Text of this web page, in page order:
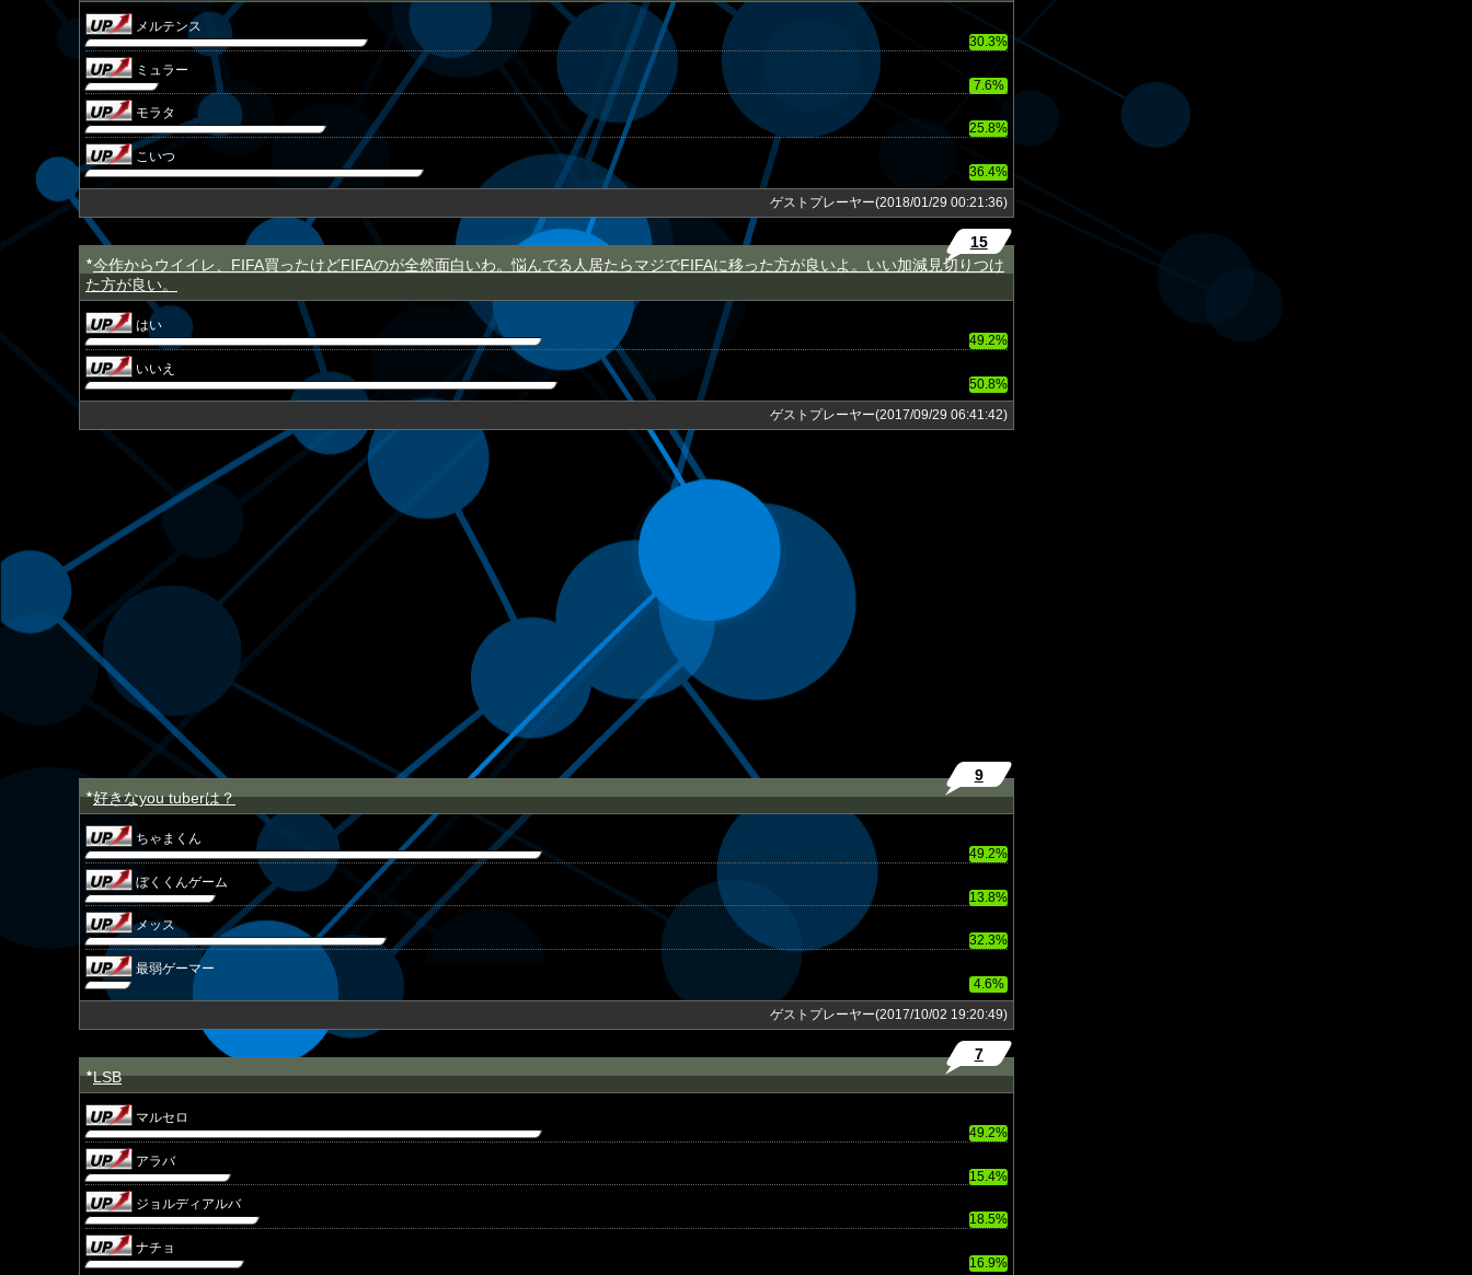
メルテンス
30.3%
ミュラー
7.6%
モラタ
25.8%
こいつ
36.4%
ゲストプレーヤー(2018/01/29 00:21:36)
★今作からウイイレ、FIFA買ったけどFIFAのが全然面白いわ。悩んでる人居たらマジでFIFAに移った方が良いよ。いい加減見切りつけ
た方が良い。
15
はい
49.2%
いいえ
50.8%
ゲストプレーヤー(2017/09/29 06:41:42)
★好きなyou tuberは？
9
ちゃまくん
49.2%
ぼくくんゲーム
13.8%
メッス
32.3%
最弱ゲーマー
4.6%
ゲストプレーヤー(2017/10/02 19:20:49)
★LSB
7
マルセロ
49.2%
アラバ
15.4%
ジョルディアルバ
18.5%
ナチョ
16.9%